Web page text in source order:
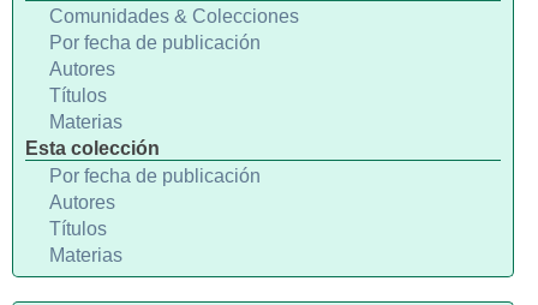
Comunidades & Colecciones
Por fecha de publicación
Autores
Títulos
Materias
Esta colección
Por fecha de publicación
Autores
Títulos
Materias